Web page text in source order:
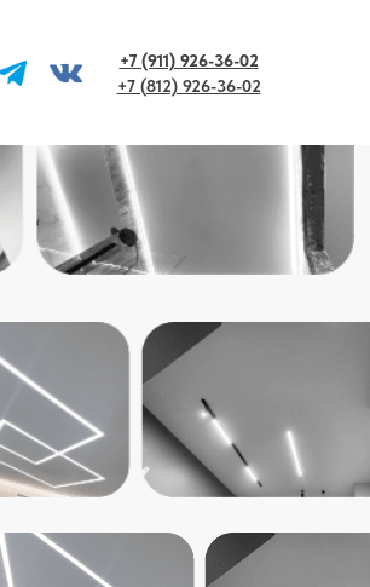
+7 (911) 926-36-02
+7 (812) 926-36-02